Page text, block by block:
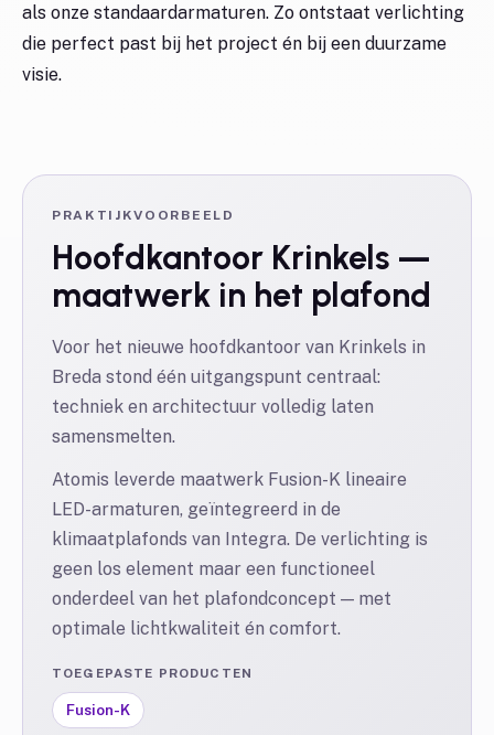
als onze standaardarmaturen. Zo ontstaat verlichting
die perfect past bij het project én bij een duurzame
visie.
PRAKTIJKVOORBEELD
Hoofdkantoor Krinkels —
maatwerk in het plafond
Voor het nieuwe hoofdkantoor van Krinkels in
Breda stond één uitgangspunt centraal:
techniek en architectuur volledig laten
samensmelten.
Atomis leverde maatwerk Fusion-K lineaire
LED-armaturen, geïntegreerd in de
klimaatplafonds van Integra. De verlichting is
geen los element maar een functioneel
onderdeel van het plafondconcept — met
optimale lichtkwaliteit én comfort.
TOEGEPASTE PRODUCTEN
Fusion-K